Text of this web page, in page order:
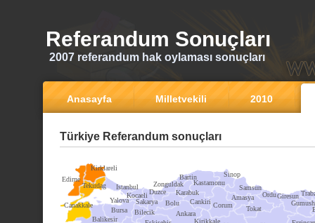
Referandum Sonuçları
2007 referandum hak oylaması sonuçları
Anasayfa Milletvekili 2010
Türkiye Referandum sonuçları
Ankara
Kirklareli
Edirne
Tekirdag
Canakkale
Balikesir
Bursa
Istanbul
Kocaeli
Sakarya
Zonguldak
Bolu
Bilecik
Cankiri
Kastamonu
Sinop
Corum Tokat
Amasya
Samsun
OrduGiresun
Kirikkale
Duzce Karabuk
Bartin
Yalova